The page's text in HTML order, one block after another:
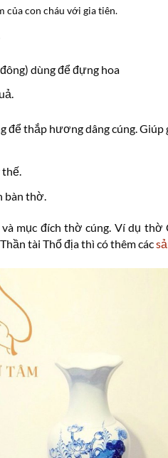
của con cháu với gia tiên.
dùng để đựng hoa
để thắp hương dâng cúng.
thế.
bàn thờ.
mục đích thờ cúng. Ví dụ
tài Thổ địa thì có thêm các